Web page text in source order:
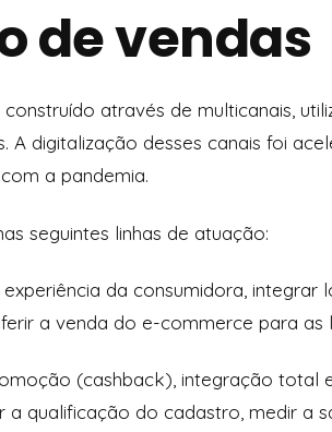
de vendas
através de multicanais,
A digitalização desses canais foi
a pandemia.
seguintes linhas de atuação:
da consumidora,
a venda do e-commerce para as
(cashback), integração total
a qualificação do cadastro, medir a